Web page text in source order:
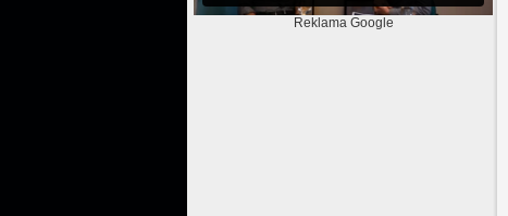
Reklama Google